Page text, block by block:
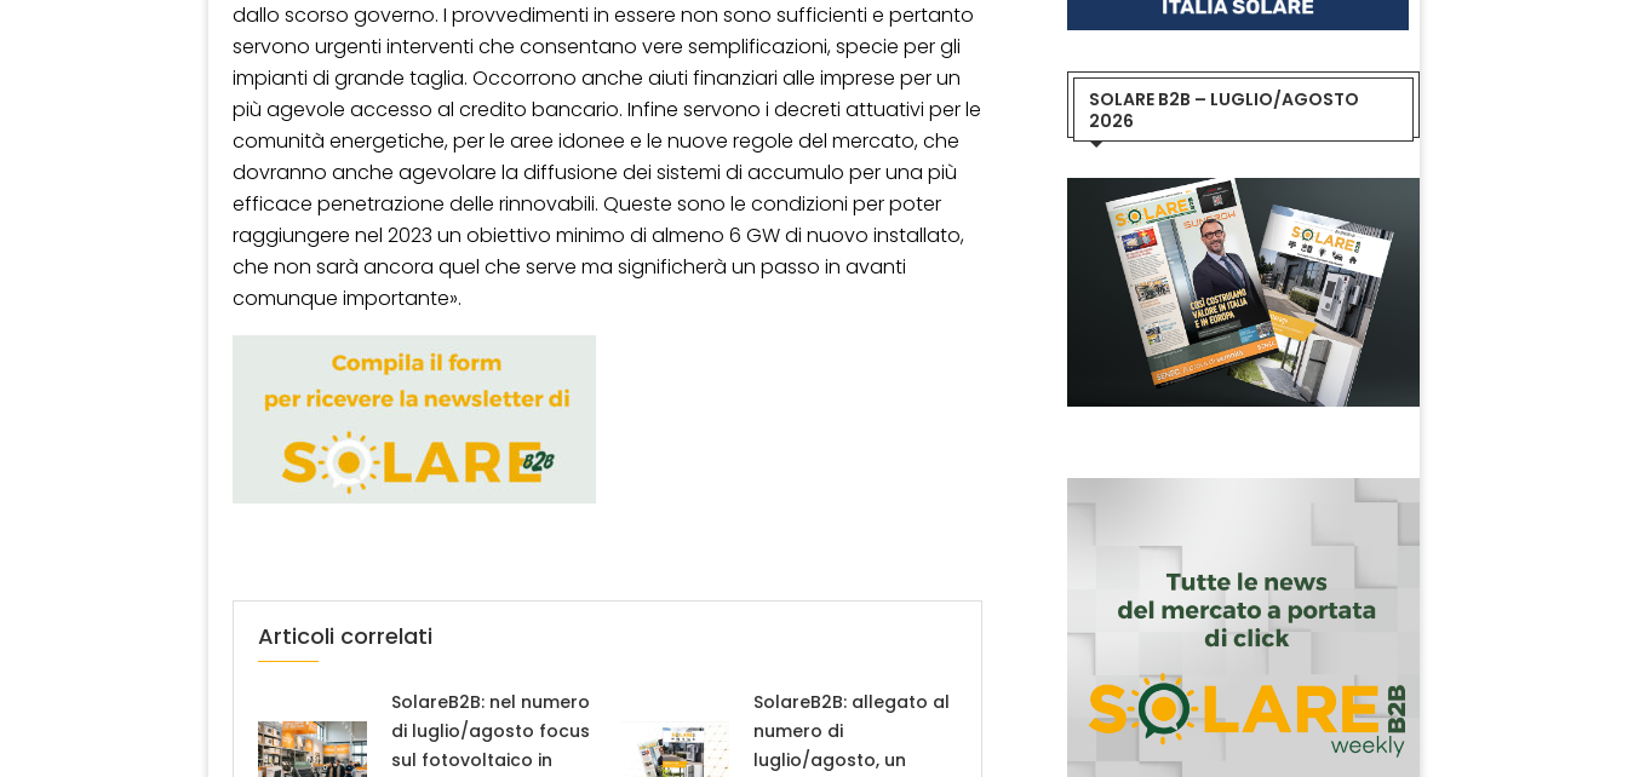
dallo scorso governo. I provvedimenti in essere non sono sufficienti e pertanto
servono urgenti interventi che consentano vere semplificazioni, specie per gli
impianti di grande taglia. Occorrono anche aiuti finanziari alle imprese per un
più agevole accesso al credito bancario. Infine servono i decreti attuativi per le
comunità energetiche, per le aree idonee e le nuove regole del mercato, che
dovranno anche agevolare la diffusione dei sistemi di accumulo per una più
efficace penetrazione delle rinnovabili. Queste sono le condizioni per poter
raggiungere nel 2023 un obiettivo minimo di almeno 6 GW di nuovo installato,
che non sarà ancora quel che serve ma significherà un passo in avanti
comunque importante».
Articoli correlati
SolareB2B: nel numero
di luglio/agosto focus
sul fotovoltaico in
SolareB2B: allegato al
numero di
luglio/agosto, un
SOLARE B2B – LUGLIO/AGOSTO
2026